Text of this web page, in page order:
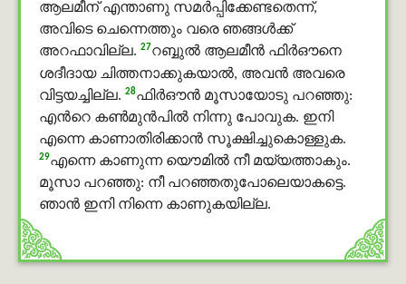
ആലമീന് എന്താണു സമര്‍പ്പിക്കേണ്ടതെന്ന്,
അവിടെ ചെന്നെത്തും വരെ ഞങ്ങള്‍ക്ക്
അറഫാവില്ല. 27റബ്ബുൽ ആലമീൻ ഫിർഔനെ
ശദീദായ ചിത്തനാക്കുകയാല്‍, അവന്‍ അവരെ
വിട്ടയച്ചില്ല. 28ഫിർഔൻ മൂസായോടു പറഞ്ഞു:
എന്‍റെ കണ്‍മുന്‍പില്‍ നിന്നു പോവുക. ഇനി
എന്നെ കാണാതിരിക്കാന്‍ സൂക്ഷിച്ചുകൊള്ളുക.
29എന്നെ കാണുന്ന യൌമിൽ നീ മയ്യത്താകും.
മൂസാ പറഞ്ഞു: നീ പറഞ്ഞതുപോലെയാകട്ടെ.
ഞാന്‍ ഇനി നിന്നെ കാണുകയില്ല.